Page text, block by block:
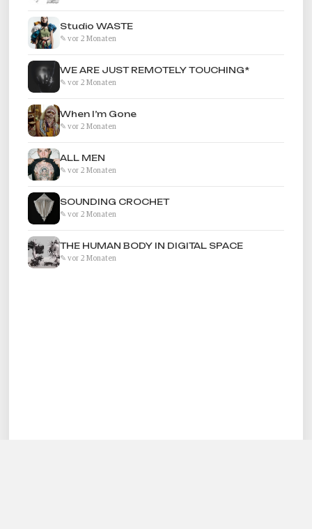
Studio WASTE
✎ vor 2 Monaten
WE ARE JUST REMOTELY TOUCHING*
✎ vor 2 Monaten
When I’m Gone
✎ vor 2 Monaten
ALL MEN
✎ vor 2 Monaten
SOUNDING CROCHET
✎ vor 2 Monaten
THE HUMAN BODY IN DIGITAL SPACE
✎ vor 2 Monaten